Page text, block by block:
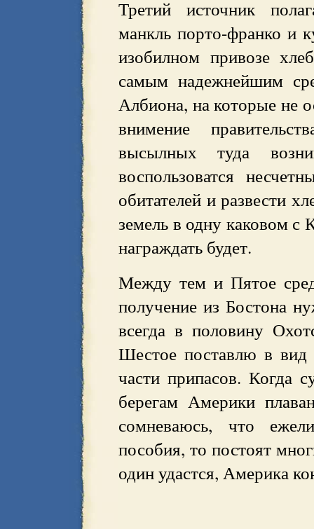
Третий источник
манкль порто-франко и
изобилном привозе
самым надежнейшим
Албиона, на которые не
внимение
высылных туда
воспользоватся
обитателей и развести
земель в одну каковом
награждать будет.
Между тем и Пятое
получение из Бостона
всегда в половину
Шестое поставлю в вид
части припасов. Когда
берегам Америки
сомневаюсь, что
пособия, то постоят
один удастся, Америка